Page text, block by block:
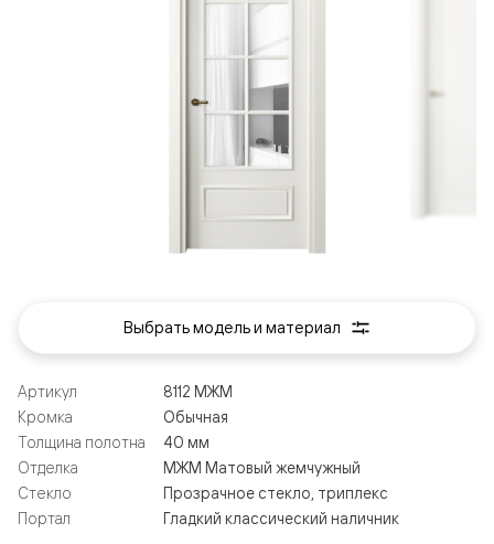
Артикул
8112 МЖМ
Кромка
Обычная
Толщина полотна
40 мм
Отделка
МЖМ Матовый жемчужный
Стекло
Прозрачное стекло, триплекс
Портал
Гладкий классический наличник
Выбрать модель и материал